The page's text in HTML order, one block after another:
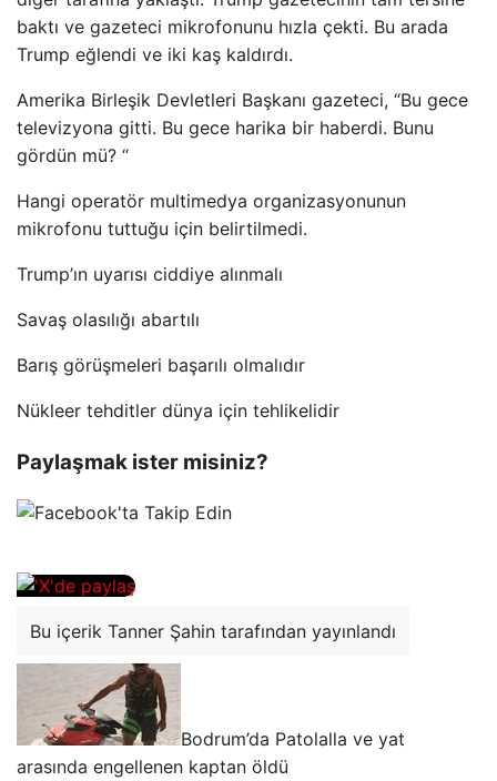
baktı ve gazeteci mikrofonunu hızla çekti. Bu arada
Trump eğlendi ve iki kaş kaldırdı.
Amerika Birleşik Devletleri Başkanı gazeteci, “Bu gece
televizyona gitti. Bu gece harika bir haberdi. Bunu
gördün mü? “
Hangi operatör multimedya organizasyonunun
mikrofonu tuttuğu için belirtilmedi.
Trump’ın uyarısı ciddiye alınmalı
Savaş olasılığı abartılı
Barış görüşmeleri başarılı olmalıdır
Nükleer tehditler dünya için tehlikelidir
Paylaşmak ister misiniz?
Bu içerik Tanner Şahin tarafından yayınlandı
Bodrum’da Patolalla ve yat
arasında engellenen kaptan öldü